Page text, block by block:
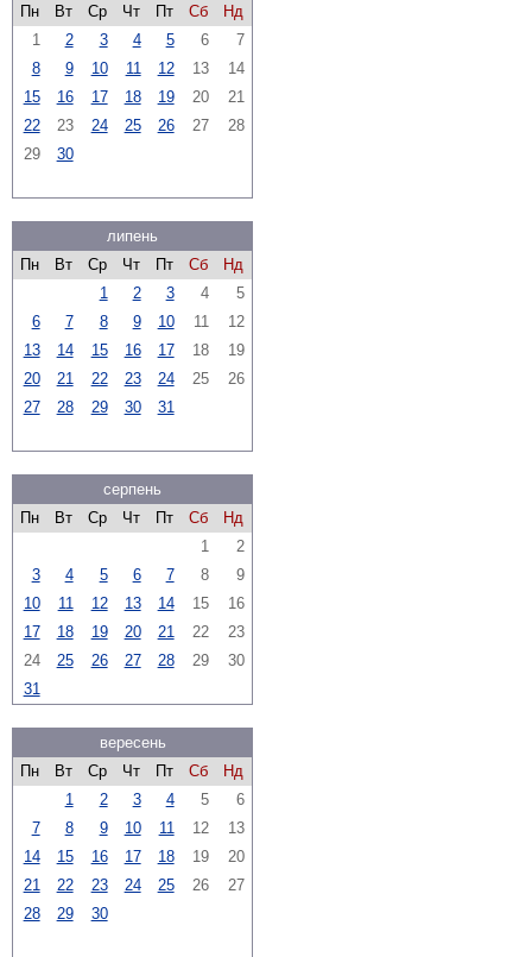
Пн
Вт Ср Чт Пт Сб
Нд
1
2 3 4 5 6
7
8
9 10 11 12 13
14
15
16 17 18 19 20
21
22
23 24 25 26 27
28
29
30
липень
Пн
Вт Ср Чт Пт Сб
Нд
1
2 3 4
5
6
7 8 9 10 11
12
13
14 15 16 17 18
19
20
21 22 23 24 25
26
27
28 29 30 31
серпень
Пн
Вт Ср Чт Пт Сб
Нд
1
2
3
4 5 6 7 8
9
10
11 12 13 14 15
16
17
18 19 20 21 22
23
24
25 26 27 28 29
30
31
вересень
Пн
Вт Ср Чт Пт Сб
Нд
1
2 3 4 5
6
7
8 9 10 11 12
13
14
15 16 17 18 19
20
21
22 23 24 25 26
27
28
29 30